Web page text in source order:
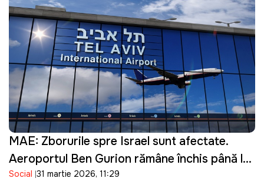
MAE: Zborurile spre Israel sunt afectate.
Aeroportul Ben Gurion rămâne închis până la
16 aprilie
Social 31 martie 2026, 11:29